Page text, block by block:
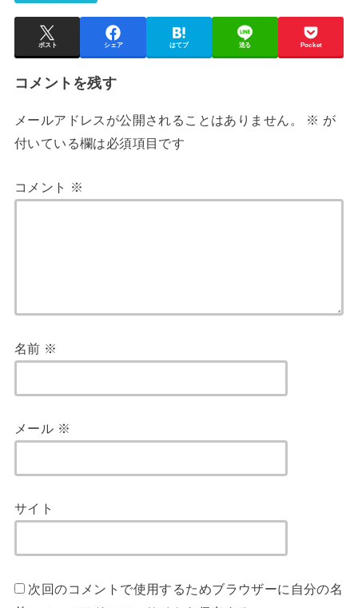
ポスト シェア はてブ 送る Pocket
コメントを残す
メールアドレスが公開されることはありません。 ※ が
付いている欄は必須項目です
コメント ※
名前 ※
メール ※
サイト
次回のコメントで使用するためブラウザーに自分の名